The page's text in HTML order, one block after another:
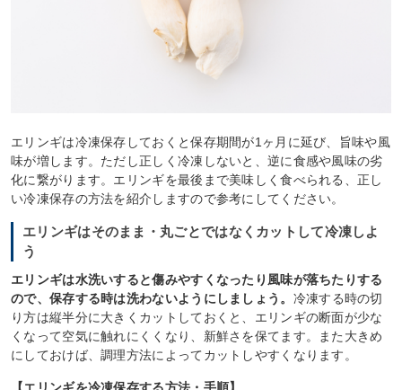
エリンギは冷凍保存しておくと保存期間が1ヶ月に延び、旨味や風
味が増します。ただし正しく冷凍しないと、逆に食感や風味の劣
化に繋がります。エリンギを最後まで美味しく食べられる、正し
い冷凍保存の方法を紹介しますので参考にしてください。
エリンギはそのまま・丸ごとではなくカットして冷凍しよ
う
エリンギは水洗いすると傷みやすくなったり風味が落ちたりする
ので、保存する時は洗わないようにしましょう。 冷凍する時の切
り方は縦半分に大きくカットしておくと、エリンギの断面が少な
くなって空気に触れにくくなり、新鮮さを保てます。また大きめ
にしておけば、調理方法によってカットしやすくなります。